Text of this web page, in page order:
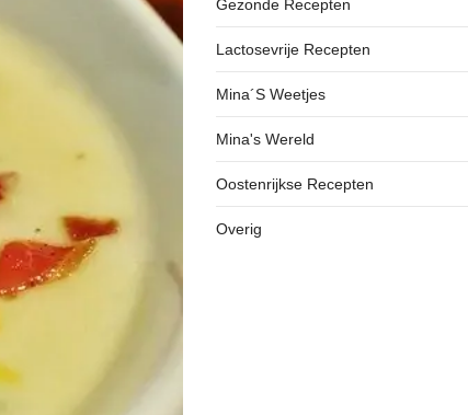
Gezonde Recepten
Lactosevrije Recepten
Mina´s Weetjes
Mina's Wereld
Oostenrijkse Recepten
Overig